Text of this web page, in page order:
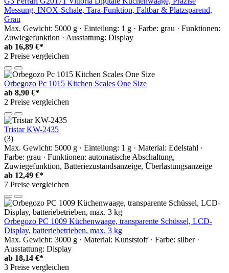
Messung, INOX-Schale, Tara-Funktion, Faltbar & Platzsparend,
Grau
Max. Gewicht: 5000 g · Einteilung: 1 g · Farbe: grau · Funktionen:
Zuwiegefunktion · Ausstattung: Display
ab 16,89 €*
2 Preise vergleichen
Orbegozo Pc 1015 Kitchen Scales One Size
ab 8,90 €*
2 Preise vergleichen
Tristar KW-2435
(3)
Max. Gewicht: 5000 g · Einteilung: 1 g · Material: Edelstahl ·
Farbe: grau · Funktionen: automatische Abschaltung,
Zuwiegefunktion, Batteriezustandsanzeige, Überlastungsanzeige
ab 12,49 €*
7 Preise vergleichen
Orbegozo PC 1009 Küchenwaage, transparente Schüssel, LCD-
Display, batteriebetrieben, max. 3 kg
Max. Gewicht: 3000 g · Material: Kunststoff · Farbe: silber ·
Ausstattung: Display
ab 18,14 €*
3 Preise vergleichen